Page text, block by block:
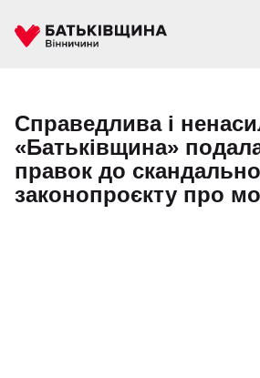
Справедлива і
«Батьківщина»
правок до
законопроєкту про